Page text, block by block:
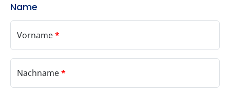
Name
Vorname*
Nachname*